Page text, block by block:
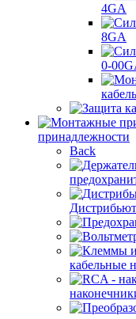
4GA
8GA
0-
принадлежности
Back
кабельные